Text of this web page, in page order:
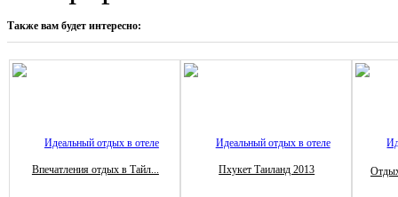
Также вам будет интересно:
Впечатления отдых в Тайл... Пхукет Таиланд 2013